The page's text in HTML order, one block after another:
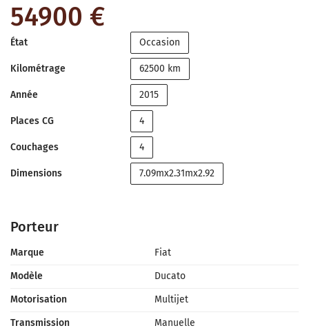
54900 €
État Occasion
Kilométrage 62500 km
Année 2015
Places CG 4
Couchages 4
Dimensions 7.09mx2.31mx2.92
Porteur
Marque
Fiat
Modèle
Ducato
Motorisation
Multijet
Transmission
Manuelle